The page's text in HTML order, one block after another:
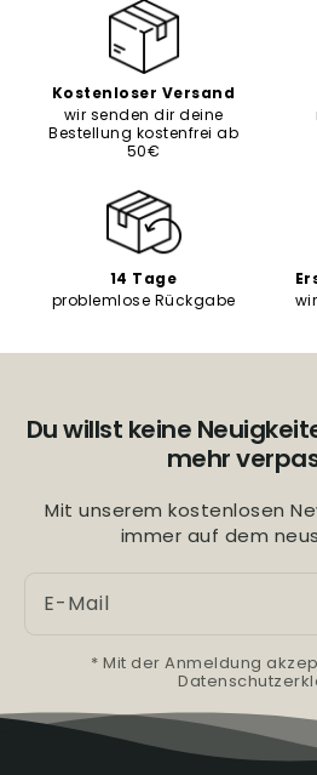
Kostenloser Versand
wir senden dir deine
Bestellung kostenfrei ab
50€
14 Tage
problemlose Rückgabe
Du willst keine
mehr
Mit unserem kostenlosen
immer auf dem
E-Mail
* Mit der Anmeldung